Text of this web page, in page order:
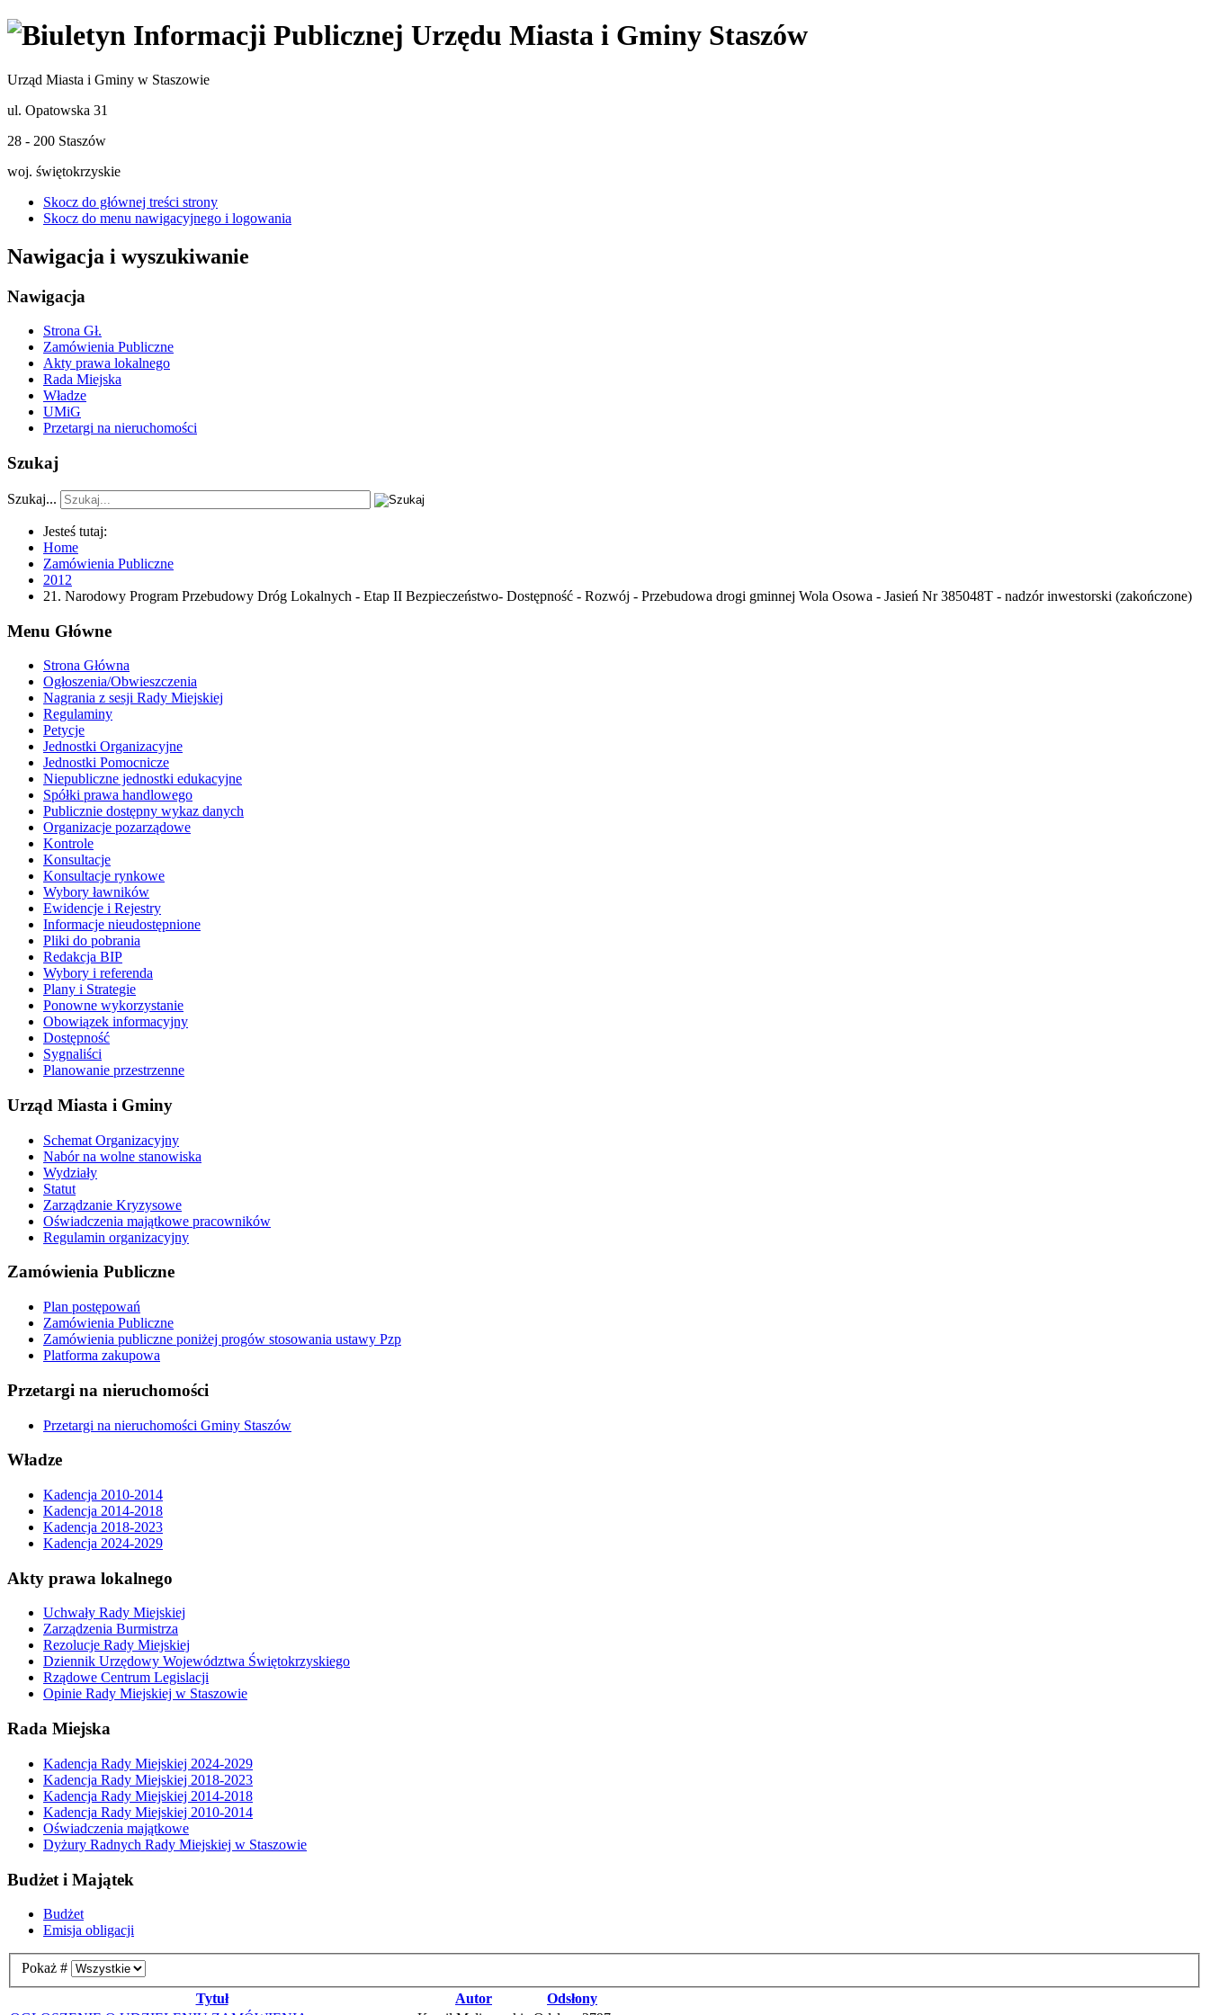
Urząd Miasta i Gminy w Staszowie
ul. Opatowska 31
28 - 200 Staszów
woj. świętokrzyskie
Skocz do głównej treści strony
Skocz do menu nawigacyjnego i logowania
Nawigacja i wyszukiwanie
Nawigacja
Strona Gł.
Zamówienia Publiczne
Akty prawa lokalnego
Rada Miejska
Władze
UMiG
Przetargi na nieruchomości
Szukaj
Szukaj...
Jesteś tutaj:
Home
Zamówienia Publiczne
2012
21. Narodowy Program Przebudowy Dróg Lokalnych - Etap II Bezpieczeństwo- Dostępność - Rozwój - Przebudowa drogi gminnej Wola Osowa - Jasień Nr 385048T - nadzór inwestorski (zakończone)
Menu Główne
Strona Główna
Ogłoszenia/Obwieszczenia
Nagrania z sesji Rady Miejskiej
Regulaminy
Petycje
Jednostki Organizacyjne
Jednostki Pomocnicze
Niepubliczne jednostki edukacyjne
Spółki prawa handlowego
Publicznie dostępny wykaz danych
Organizacje pozarządowe
Kontrole
Konsultacje
Konsultacje rynkowe
Wybory ławników
Ewidencje i Rejestry
Informacje nieudostępnione
Pliki do pobrania
Redakcja BIP
Wybory i referenda
Plany i Strategie
Ponowne wykorzystanie
Obowiązek informacyjny
Dostępność
Sygnaliści
Planowanie przestrzenne
Urząd Miasta i Gminy
Schemat Organizacyjny
Nabór na wolne stanowiska
Wydziały
Statut
Zarządzanie Kryzysowe
Oświadczenia majątkowe pracowników
Regulamin organizacyjny
Zamówienia Publiczne
Plan postępowań
Zamówienia Publiczne
Zamówienia publiczne poniżej progów stosowania ustawy Pzp
Platforma zakupowa
Przetargi na nieruchomości
Przetargi na nieruchomości Gminy Staszów
Władze
Kadencja 2010-2014
Kadencja 2014-2018
Kadencja 2018-2023
Kadencja 2024-2029
Akty prawa lokalnego
Uchwały Rady Miejskiej
Zarządzenia Burmistrza
Rezolucje Rady Miejskiej
Dziennik Urzędowy Województwa Świętokrzyskiego
Rządowe Centrum Legislacji
Opinie Rady Miejskiej w Staszowie
Rada Miejska
Kadencja Rady Miejskiej 2024-2029
Kadencja Rady Miejskiej 2018-2023
Kadencja Rady Miejskiej 2014-2018
Kadencja Rady Miejskiej 2010-2014
Oświadczenia majątkowe
Dyżury Radnych Rady Miejskiej w Staszowie
Budżet i Majątek
Budżet
Emisja obligacji
Pokaż #
Tytuł
Autor
Odsłony